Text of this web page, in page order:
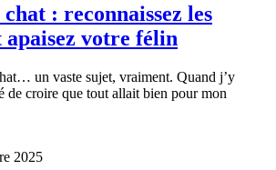
chat : reconnaissez les
apaisez votre félin
un vaste sujet, vraiment. Quand j’y
de croire que tout allait bien pour mon
2025